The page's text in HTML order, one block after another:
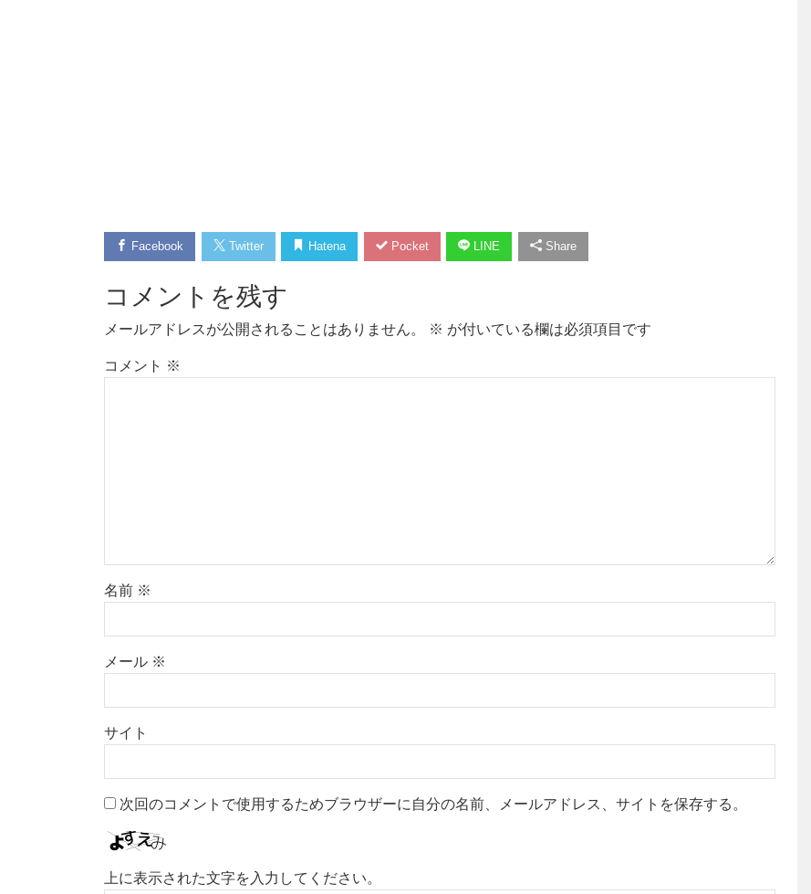
Facebook Twitter Hatena Pocket LINE Share
コメントを残す
メールアドレスが公開されることはありません。 ※ が付いている欄は必須項目です
コメント ※
名前 ※
メール ※
サイト
次回のコメントで使用するためブラウザーに自分の名前、メールアドレス、サイトを保存する。
上に表示された文字を入力してください。